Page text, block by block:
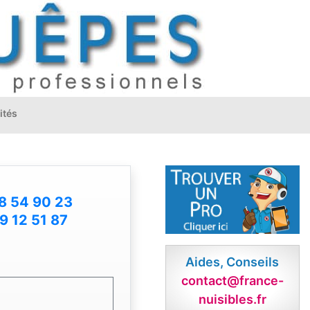
54 90 23
12 51 87
Aides, Conseils
contact@france-
nuisibles.fr